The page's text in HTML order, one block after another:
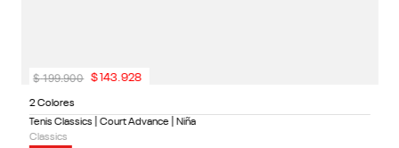
2 Colores
Tenis Classics | Court Advance | Niña
Classics
$ 199.900 $ 143.928